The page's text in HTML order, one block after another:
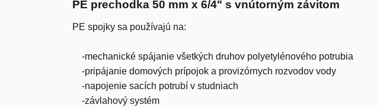
PE prechodka 50 mm x 6/4" s vnútorným závitom
PE spojky sa používajú na:
-mechanické spájanie všetkých druhov polyetylénového potrubia
-pripájanie domových prípojok a provizórnych rozvodov vody
-napojenie sacích potrubí v studniach
-závlahový systém